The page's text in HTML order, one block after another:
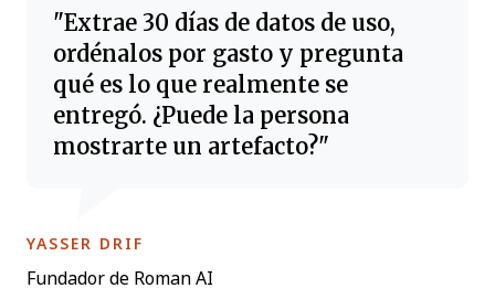
Extrae 30 días de datos de uso,
ordénalos por gasto y pregunta
qué es lo que realmente se
entregó. ¿Puede la persona
mostrarte un artefacto?
YASSER DRIF
Fundador de Roman AI